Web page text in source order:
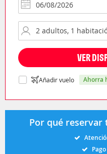
VER
Añadir vuelo
Por qué reservar